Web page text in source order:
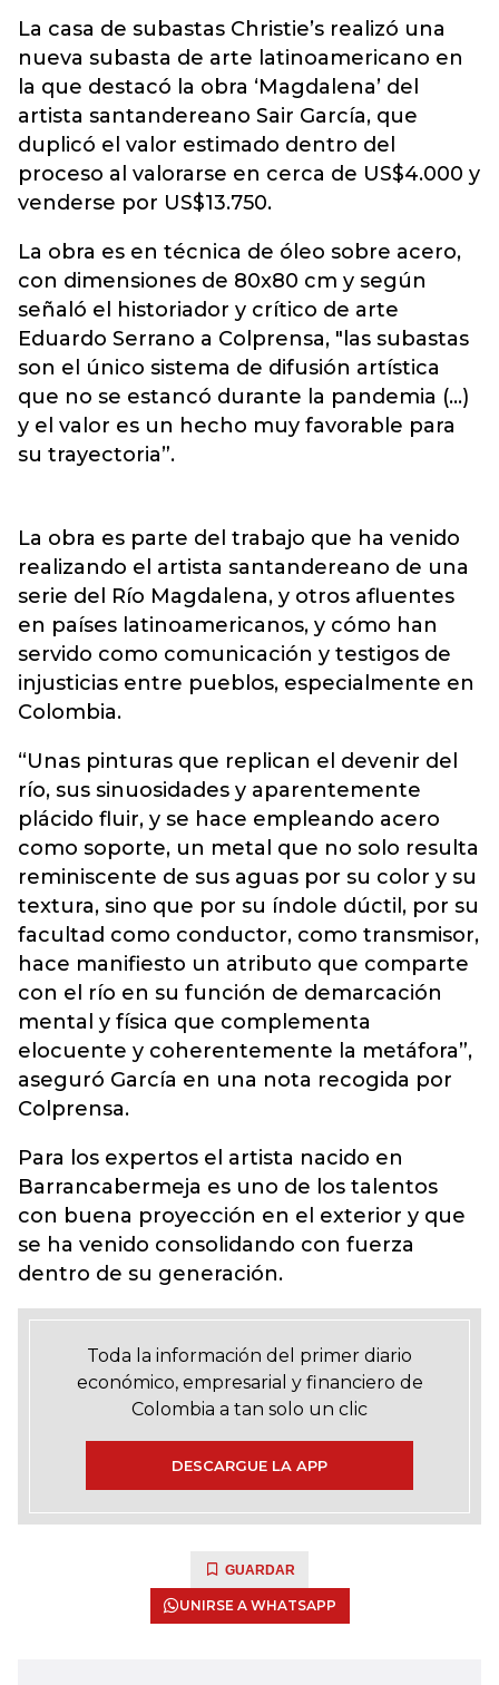
La casa de subastas Christie’s realizó una
nueva subasta de arte latinoamericano en
la que destacó la obra ‘Magdalena’ del
artista santandereano Sair García, que
duplicó el valor estimado dentro del
proceso al valorarse en cerca de US$4.000 y
venderse por US$13.750.
La obra es en técnica de óleo sobre acero,
con dimensiones de 80x80 cm y según
señaló el historiador y crítico de arte
Eduardo Serrano a Colprensa, "las subastas
son el único sistema de difusión artística
que no se estancó durante la pandemia (...)
y el valor es un hecho muy favorable para
su trayectoria”.
La obra es parte del trabajo que ha venido
realizando el artista santandereano de una
serie del Río Magdalena, y otros afluentes
en países latinoamericanos, y cómo han
servido como comunicación y testigos de
injusticias entre pueblos, especialmente en
Colombia.
“Unas pinturas que replican el devenir del
río, sus sinuosidades y aparentemente
plácido fluir, y se hace empleando acero
como soporte, un metal que no solo resulta
reminiscente de sus aguas por su color y su
textura, sino que por su índole dúctil, por su
facultad como conductor, como transmisor,
hace manifiesto un atributo que comparte
con el río en su función de demarcación
mental y física que complementa
elocuente y coherentemente la metáfora”,
aseguró García en una nota recogida por
Colprensa.
Para los expertos el artista nacido en
Barrancabermeja es uno de los talentos
con buena proyección en el exterior y que
se ha venido consolidando con fuerza
dentro de su generación.
Toda la información del primer diario
económico, empresarial y financiero de
Colombia a tan solo un clic
DESCARGUE LA APP
GUARDAR
UNIRSE A WHATSAPP